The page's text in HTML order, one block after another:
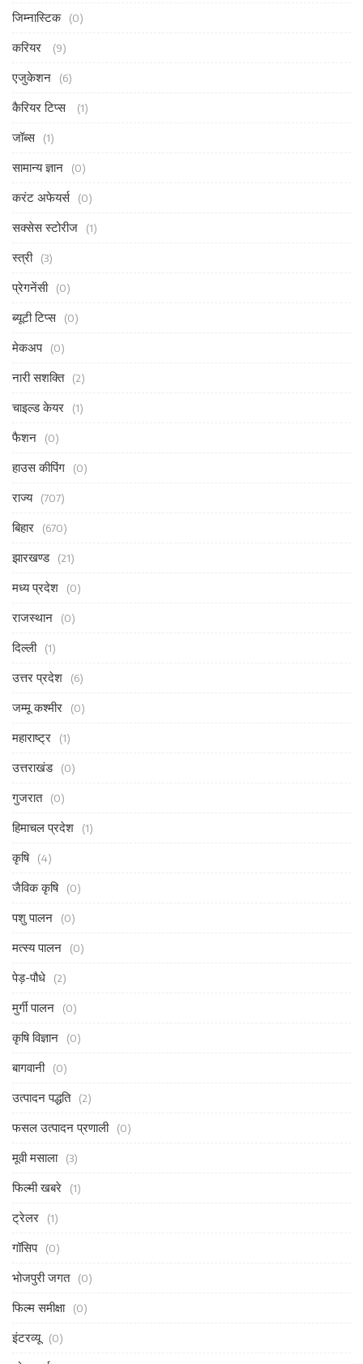
जिम्नास्टिक (0)
करियर (9)
एजुकेशन (6)
कैरियर टिप्स (1)
जॉब्स (1)
सामान्य ज्ञान (0)
करंट अफेयर्स (0)
सक्सेस स्टोरीज (1)
स्त्री (3)
प्रेगनेंसी (0)
ब्यूटी टिप्स (0)
मेकअप (0)
नारी सशक्ति (2)
चाइल्ड केयर (1)
फैशन (0)
हाउस कीपिंग (0)
राज्य (707)
बिहार (670)
झारखण्ड (21)
मध्य प्रदेश (0)
राजस्थान (0)
दिल्ली (1)
उत्तर प्रदेश (6)
जम्मू कश्मीर (0)
महाराष्ट्र (1)
उत्तराखंड (0)
गुजरात (0)
हिमाचल प्रदेश (1)
कृषि (4)
जैविक कृषि (0)
पशु पालन (0)
मत्स्य पालन (0)
पेड़-पौधे (2)
मुर्गी पालन (0)
कृषि विज्ञान (0)
बागवानी (0)
उत्पादन पद्धति (2)
फसल उत्पादन प्रणाली (0)
मूवी मसाला (3)
फिल्मी खबरे (1)
ट्रेलर (1)
गॉसिप (0)
भोजपुरी जगत (0)
फिल्म समीक्षा (0)
इंटरव्यू (0)